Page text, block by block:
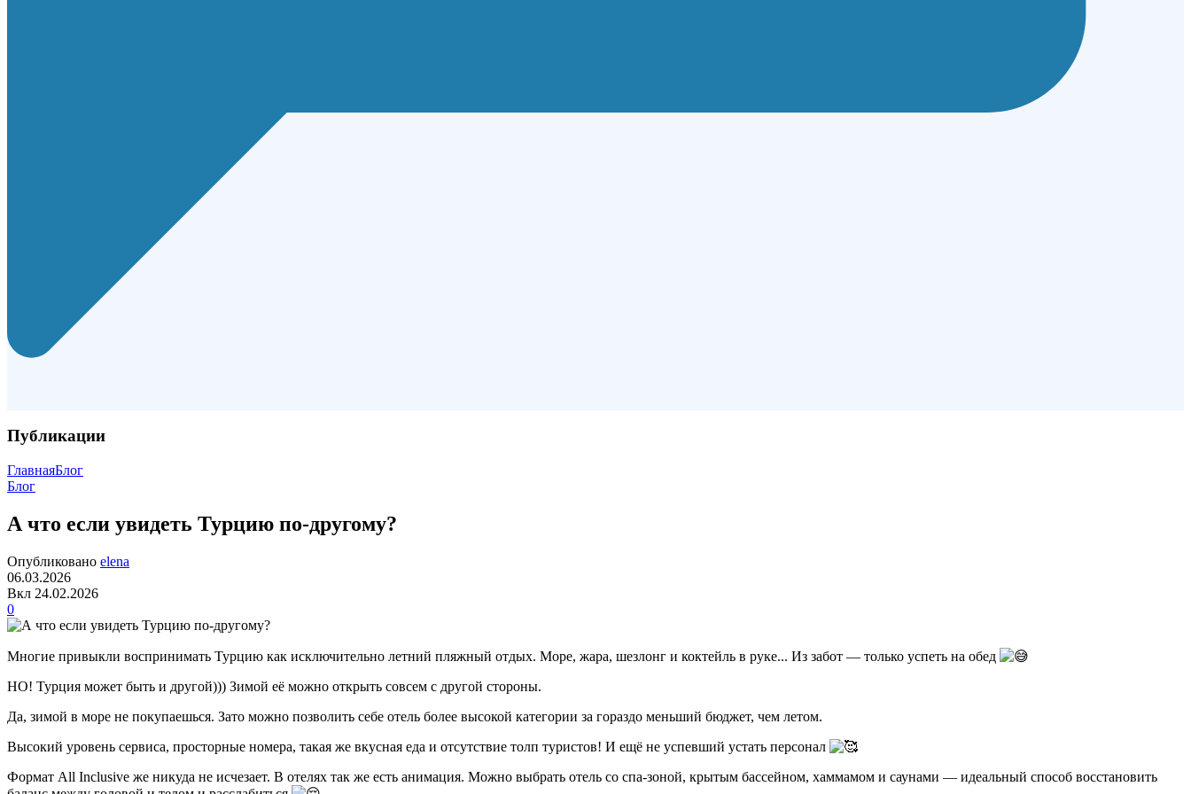
Публикации
ГлавнаяБлог
Блог
А что если увидеть Турцию по-другому?
Опубликовано elena
06.03.2026
Вкл 24.02.2026
0
Многие привыкли воспринимать Турцию как исключительно летний пляжный отдых. Море, жара, шезлонг и коктейль в руке... Из забот — только успеть на обед
НО! Турция может быть и другой))) Зимой её можно открыть совсем с другой стороны.
Да, зимой в море не покупаешься. Зато можно позволить себе отель более высокой категории за гораздо меньший бюджет, чем летом.
Высокий уровень сервиса, просторные номера, такая же вкусная еда и отсутствие толп туристов! И ещё не успевший устать персонал
Формат All Inclusive же никуда не исчезает. В отелях так же есть анимация. Можно выбрать отель со спа-зоной, крытым бассейном, хаммамом и саунами — идеальный способ восстановить